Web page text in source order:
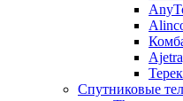
Терек
Спутниковые